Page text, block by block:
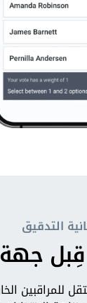
التدقيق
جهة
للمراقبين